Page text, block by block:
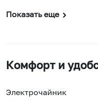
Показать еще
Комфорт и
Электрочайник